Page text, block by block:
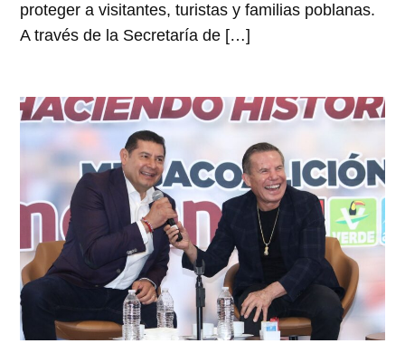
proteger a visitantes, turistas y familias poblanas.
A través de la Secretaría de […]